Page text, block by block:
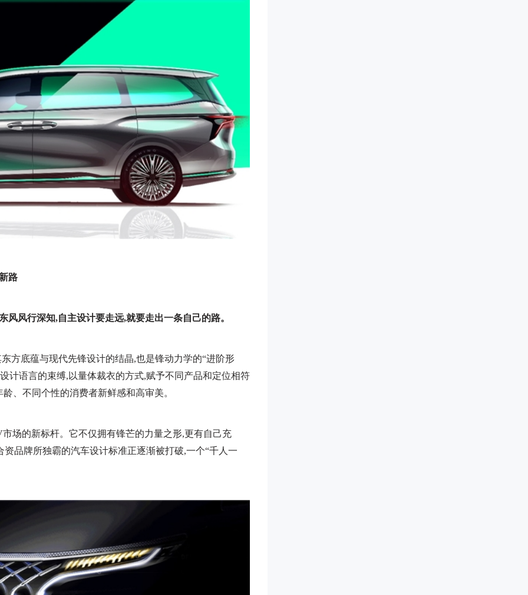
路
风风行深知,自主设计要走远,就要走出一条自己的路。
方底蕴与现代先锋设计的结晶,也是锋动力学的“进阶形
计语言的束缚,以量体裁衣的方式,赋予不同产品和定位相符
、不同个性的消费者新鲜感和高审美。
场的新标杆。它不仅拥有锋芒的力量之形,更有自己充
品牌所独霸的汽车设计标准正逐渐被打破,一个“千人一